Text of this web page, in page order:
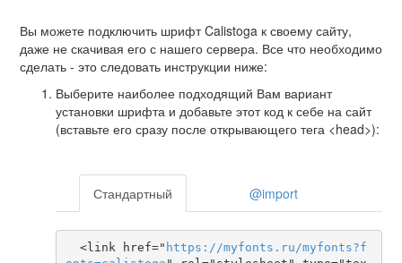
Вы можете подключить шрифт Calistoga к своему сайту,
даже не скачивая его с нашего сервера. Все что необходимо
сделать - это следовать инструкции ниже:
Выберите наиболее подходящий Вам вариант
установки шрифта и добавьте этот код к себе на сайт
(вставьте его сразу после открывающего тега <head>):
Стандартный @import
  <link href="
https ://myfonts . ru /myfonts?f